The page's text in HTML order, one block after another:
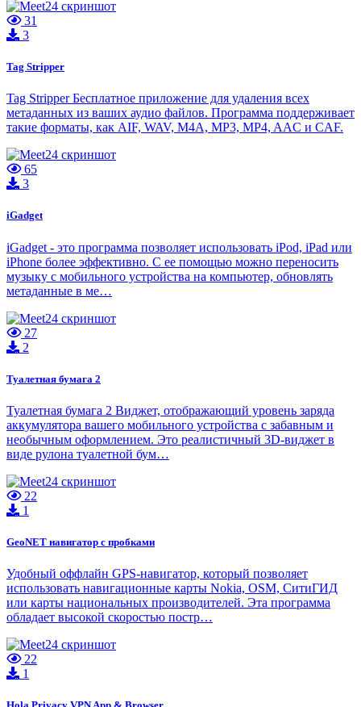
31
3
Tag Stripper
Tag Stripper Бесплатное приложение для удаления всех
метаданных из ваших аудио файлов. Программа поддерживает
такие форматы, как AIF, WAV, M4A, MP3, MP4, AAC и CAF.
65
3
iGadget
iGadget - это программа позволяет использовать iPod, iPad или
iPhone более эффективно. С ее помощью можно переносить
музыку с мобильного устройства на компьютер, обновлять
метаданные в ме…
27
2
Туалетная бумага 2
Туалетная бумага 2 Виджет, отображающий уровень заряда
аккумулятора вашего мобильного устройства с забавным и
необычным оформлением. Это реалистичный 3D-виджет в
виде рулона туалетной бум…
22
1
GeoNET навигатор с пробками
Удобный оффлайн GPS-навигатор, который позволяет
использовать навигационные карты Nokia, OSM, СитиГИД
или карты национальных производителей. Эта программа
обладает высокой скоростью постр…
22
1